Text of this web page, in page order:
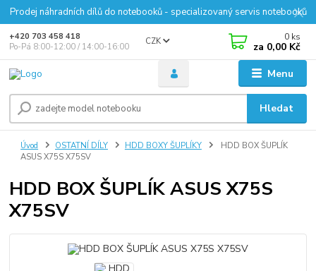
Prodej náhradních dílů do notebooků - specializovaný servis notebooků
Menu
CZK
Hledat
+420 703 458 418
Po-Pá 8:00-12:00 / 14:00-16:00
0 ks
za 0,00 Kč
Úvod OSTATNÍ DÍLY HDD BOXY ŠUPLÍKY
HDD BOX ŠUPLÍK
ASUS X75S X75SV
HDD BOX ŠUPLÍK ASUS X75S
X75SV